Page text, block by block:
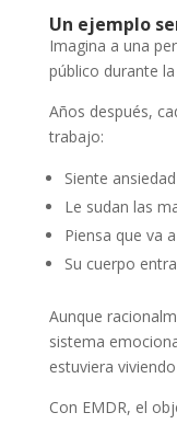
Un ejemplo
Imagina a una
público durante
Años después,
trabajo:
Siente
Le sudan las
Piensa que va
Su cuerpo
Aunque
sistema
estuviera
Con EMDR, el